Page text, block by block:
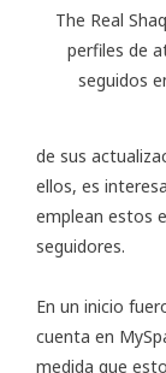
The Real
perfiles de
seguidos
de sus
ellos, es
emplean estos
seguidores.
En un inicio
cuenta en
medida que